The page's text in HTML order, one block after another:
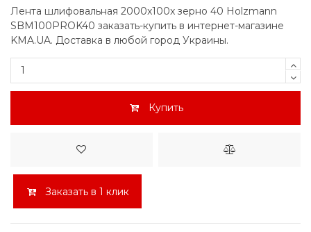
Лента шлифовальная 2000x100x зерно 40 Holzmann
SBM100PROK40 заказать-купить в интернет-магазине
KMA.UA. Доставка в любой город Украины.
Купить
Заказать в 1 клик